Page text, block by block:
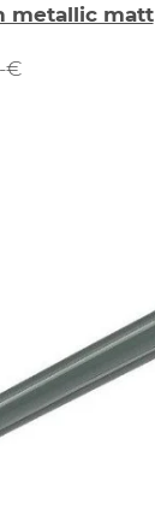
metallic matt
€